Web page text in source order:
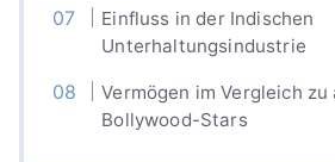
Einfluss in der Indischen
Unterhaltungsindustrie
Vermögen im Vergleich zu
Bollywood-Stars